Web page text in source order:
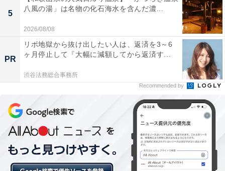
5
八風の湯」は名物の化石海水を含んだ濃...
2026/08/08
PR
リボ地獄から抜け出したい人は、返済を3～6
ヶ月停止して『大幅に減額してから返済す...
渋谷法務総合事務所
Recommended by